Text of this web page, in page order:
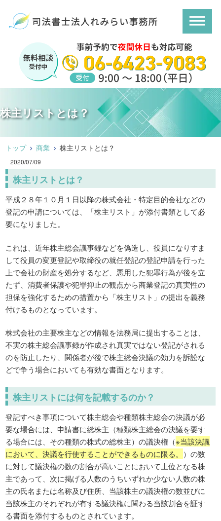
株主リストとは？
トップ 商業 株主リストとは？
2020/07/09
株主リストとは？
平成２８年１０月１日以降の株式会社・特定目的会社などの
登記の申請については、「株主リスト」が添付書類として必
要になりました。
これは、近年株主総会議事録などを偽造し、役員になりすま
して役員の変更登記や取締役の就任登記の登記申請を行った
上で会社の財産を処分するなど、悪用した犯罪行為が後を立
たず、消費者保護や犯罪抑止の観点から商業登記の真実性の
担保を強化するための措置から「株主リスト」の提出を義務
付けるものとなっています。
株式会社の主要株主などの情報を法務局に提出することは、
不実の株主総会議事録が作成され真実ではない登記がされる
のを防止したり、関係者が後で株主総会決議の効力を訴訟な
どで争う場合においても有効な書面となります。
株主リストには何を記載するのか？
登記すべき事項について株主総会や種類株主総会の決議が必
要な場合には、申請書に総株主（種類株主総会の決議を要す
る場合には、その種類の株式の総株主）の議決権（※当該決議
において、決議を行使することができるものに限る。 ）の数
に対して議決権の数の割合が高いことにおいて上位となる株
主であって、次に掲げる人数のうちいずれか少ない人数の株
主の氏名または名称及び住所、当該株主の議決権の数並びに
当該株主のそれぞれが有する議決権に関わる当該割合を証す
る書面を添付するものとされています。